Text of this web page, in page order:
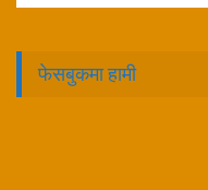
फेसबुकमा हामी